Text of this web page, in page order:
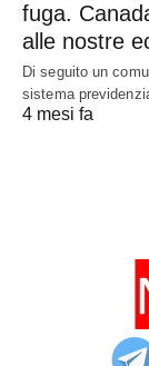
fuga.
alle nostre
Di seguito un
sistema
4 mesi fa